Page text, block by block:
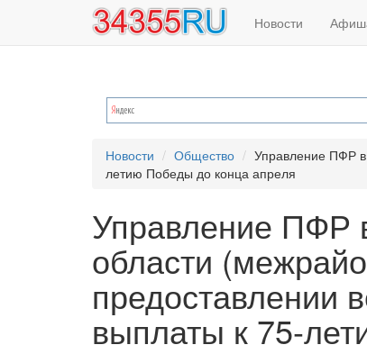
основному
Основная
навигация
Новости
Меню
учётной
пользователя
Новости Общество
Управление ПФР
летию Победы до конца апреля
Управление ПФР
области
предоставлении
выплаты к 75-